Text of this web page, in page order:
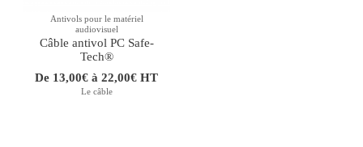
Antivols pour le matériel
audiovisuel
Câble antivol PC Safe-
Tech®
De 13,00€ à 22,00€ HT
Le câble